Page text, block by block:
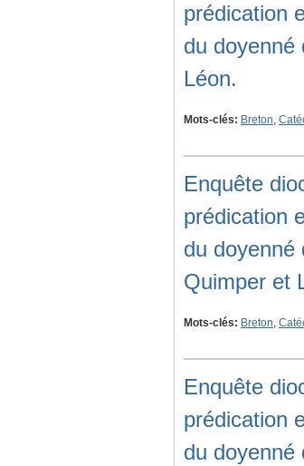
prédication
du doyenné
Léon.
Mots-clés: Breton,
Enquête
prédication
du doyenné
Quimper et
Mots-clés: Breton,
Enquête
prédication
du doyenné